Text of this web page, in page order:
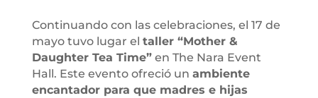
Continuando con las celebraciones, el 17 de
mayo tuvo lugar el taller “Mother &
Daughter Tea Time”en The Nara Event
Hall. Este evento ofreció un ambiente
encantador para que madres e hijas